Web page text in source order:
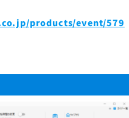
products/event/579